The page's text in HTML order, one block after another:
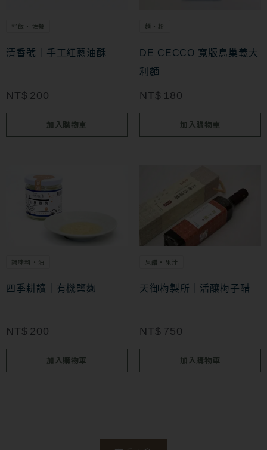
拌飯・佐餐
清香號｜手工紅蔥油酥
NT$ 200
加入購物車
麵・粉
DE CECCO 寬版鳥巢義大
利麵
NT$ 180
加入購物車
調味料・油
四季耕讀｜有機鹽麴
NT$ 200
加入購物車
果醋・果汁
天御梅製所｜活釀梅子醋
NT$ 750
加入購物車